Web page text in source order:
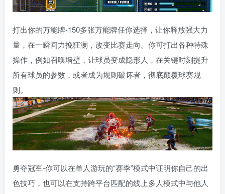
打出你的万能牌-150多张万能牌任你选择，让你释放强大力
量，在一瞬间力挽狂澜，改变比赛走向。你可打出各种特殊
操作，例如召唤墙壁，让球员变成隐形人，在关键时刻提升
所有球员的参数，或者成为规则破坏者，彻底颠覆球赛规
则。
勇夺冠军-你可以在单人游玩的“赛季”模式中证明你自己的出
色技巧，也可以在支持跨平台匹配的线上多人模式中与他人